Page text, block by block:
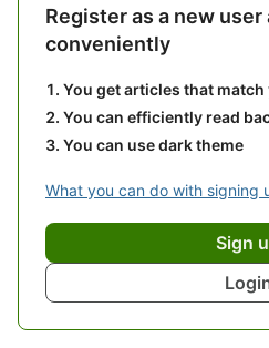
Register as a new
conveniently
You get articles that match
You can efficiently read
You can use dark theme
What you can do with signing
Sign